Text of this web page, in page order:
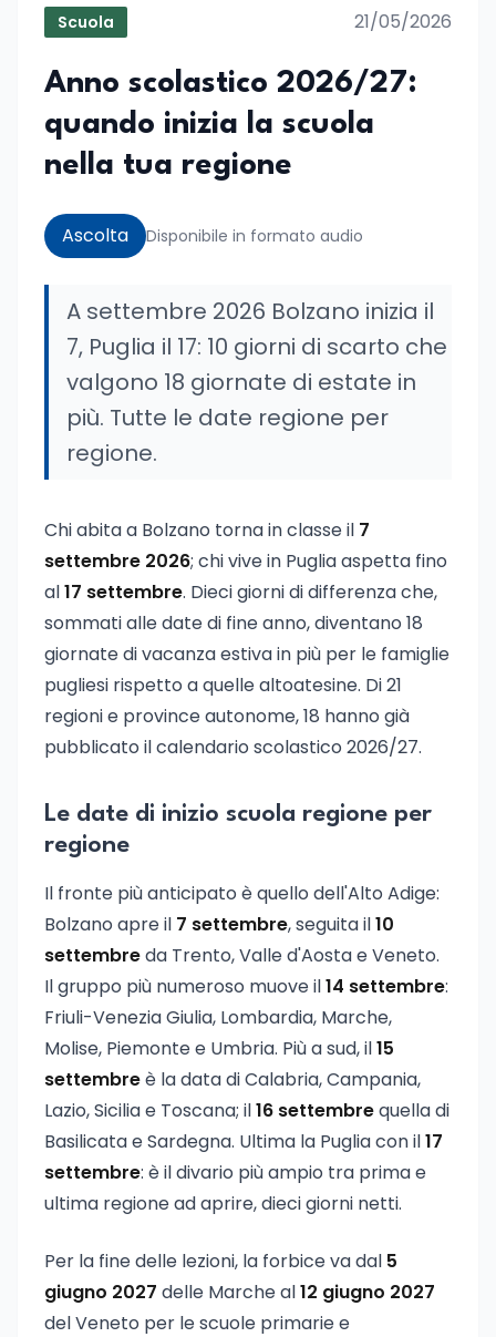
Scuola 21/05/2026
Anno scolastico 2026/27:
quando inizia la scuola
nella tua regione
Ascolta Disponibile in formato audio
A settembre 2026 Bolzano inizia il
7, Puglia il 17: 10 giorni di scarto che
valgono 18 giornate di estate in
più. Tutte le date regione per
regione.
Chi abita a Bolzano torna in classe il 7
settembre 2026; chi vive in Puglia aspetta fino
al17 settembre. Dieci giorni di differenza che,
sommati alle date di fine anno, diventano 18
giornate di vacanza estiva in più per le famiglie
pugliesi rispetto a quelle altoatesine. Di 21
regioni e province autonome, 18 hanno già
pubblicato il calendario scolastico 2026/27.
Le date di inizio scuola regione per
regione
Il fronte più anticipato è quello dell'Alto Adige:
Bolzano apre il 7 settembre, seguita il10
settembreda Trento, Valle d'Aosta e Veneto.
Il gruppo più numeroso muove il14 settembre:
Friuli-Venezia Giulia, Lombardia, Marche,
Molise, Piemonte e Umbria. Più a sud, il15
settembreè la data di Calabria, Campania,
Lazio, Sicilia e Toscana; il16 settembrequella di
Basilicata e Sardegna. Ultima la Puglia con il17
settembre: è il divario più ampio tra prima e
ultima regione ad aprire, dieci giorni netti.
Per la fine delle lezioni, la forbice va dal 5
giugno 2027 delle Marche al12 giugno 2027
del Veneto per le scuole primarie e